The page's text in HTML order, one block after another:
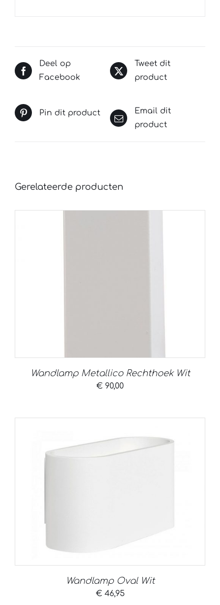
Deel op
Facebook
Tweet dit
product
Pin dit product
Email dit
product
Gerelateerde producten
Wandlamp Metallico Rechthoek Wit
€ 90,00
Wandlamp Oval Wit
€46,95